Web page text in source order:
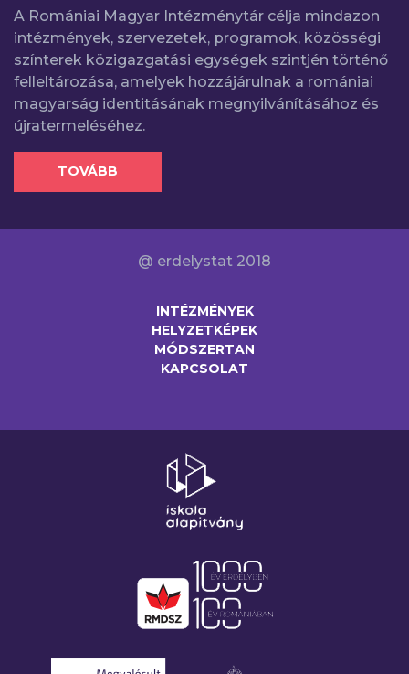
A Romániai Magyar Intézménytár célja mindazon
intézmények, szervezetek, programok, közösségi
színterek közigazgatási egységek szintjén történő
felleltározása, amelyek hozzájárulnak a romániai
magyarság identitásának megnyilvánításához és
újratermeléséhez.
TOVÁBB
@ erdelystat 2018
INTÉZMÉNYEK
HELYZETKÉPEK
MÓDSZERTAN
KAPCSOLAT